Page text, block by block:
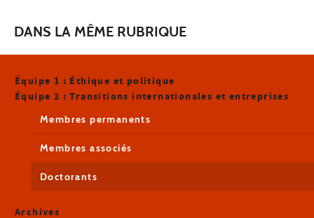
DANS LA MÊME RUBRIQUE
Équipe 1 : Éthique et politique
Équipe 2 : Transitions internationales et entreprises
Membres permanents
Membres associés
Doctorants
Archives